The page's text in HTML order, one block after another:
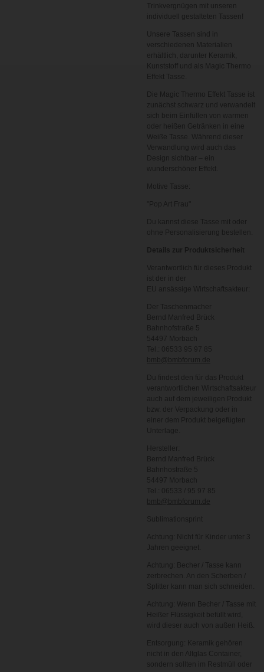
Trinkvergnügen mit unseren
individuell gestalteten Tassen!
Unsere Tassen sind in
verschiedenen Materialien
erhältlich, darunter Keramik,
Kunststoff und als Magic Thermo
Effekt Tasse.
Die Magic Thermo Effekt Tasse ist
zunächst schwarz und verwandelt
sich beim Einfüllen von warmen
oder heißen Getränken in eine
Weiße Tasse. Während dieser
Verwandlung wird auch das
Design sichtbar – ein
wunderschöner Effekt.
Motive Tasse:
"Pop Art Frau"
Du kannst diese Tasse mit oder
ohne Personalisierung bestellen.
Details zur Produktsicherheit
Verantwortlich für dieses Produkt
ist der in der
EU ansässige Wirtschaftsakteur:
Der Taschenmacher
Bernd Manfred Brück
Bahnhofstraße 5
54497 Morbach
Tel.: 06533 95 97 85
bmb@bmbforum.de
Du findest den für das Produkt
verantwortlichen Wirtschaftsakteur
auch auf dem jeweiligen Produkt
bzw. der Verpackung oder in
einer dem Produkt beigefügten
Unterlage.
Hersteller:
Bernd Manfred Brück
Bahnhostraße 5
54497 Morbach
Tel.: 06533 / 95 97 85
bmb@bmbforum.de
Sublimationsprint
Achtung: Nicht für Kinder unter 3
Jahren geeignet.
Achtung: Becher / Tasse kann
zerbrechen. An den Scherben /
Splitter kann man sich schneiden.
Achtung: Wenn Becher / Tasse mit
Heißer Flüssigkeit befüllt wird,
wird dieser auch von außen Heiß.
Entsorgung: Keramik gehören
nicht in den Altglas Container,
sondern sollten im Restmüll oder